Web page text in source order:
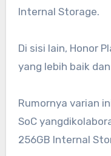
Internal Storage.
Di sisi lain, Honor
yang lebih baik
Rumornya varian
SoC
256GB Internal